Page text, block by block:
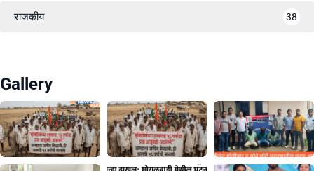
राजकीय 38
Gallery